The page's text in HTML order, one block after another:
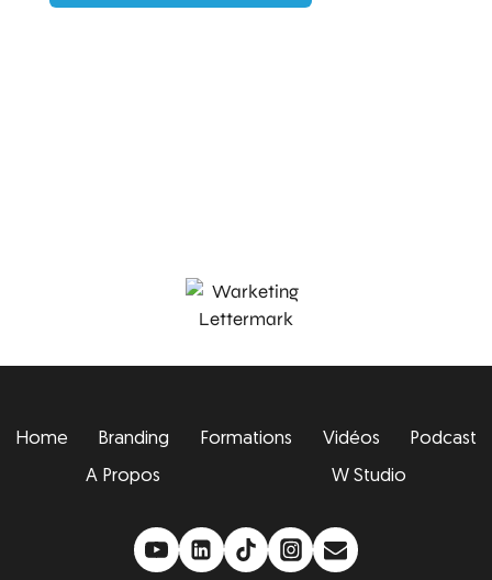
Home Branding Formations Vidéos
Podcast
A Propos
W Studio